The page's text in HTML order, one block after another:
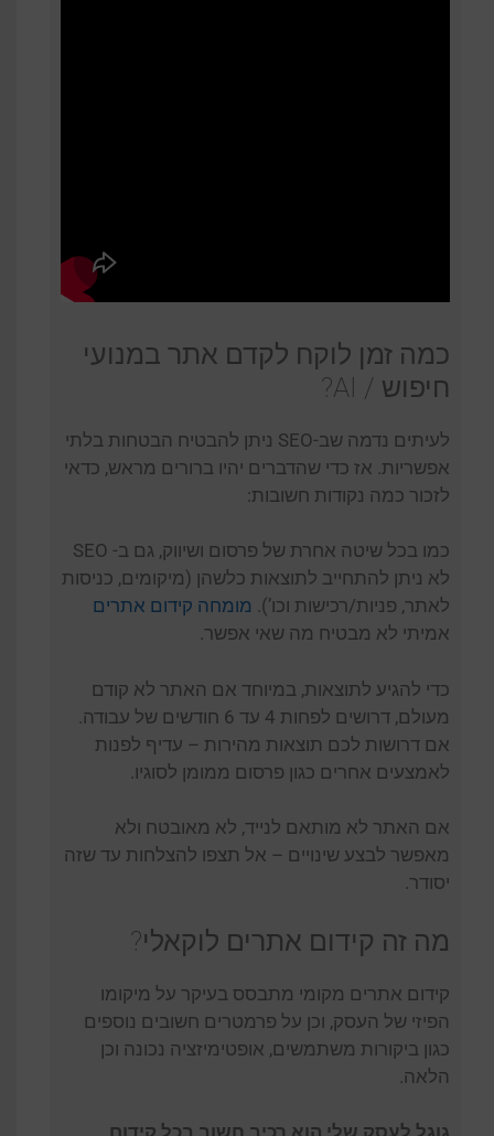
כמה זמן לוקח לקדם אתר במנועי
חיפוש / AI?
לעיתים נדמה שב-SEO ניתן להבטיח הבטחות בלתי
אפשריות. אז כדי שהדברים יהיו ברורים מראש, כדאי
לזכור כמה נקודות חשובות:
כמו בכל שיטה אחרת של פרסום ושיווק, גם ב- SEO
לא ניתן להתחייב לתוצאות כלשהן (מיקומים, כניסות
לאתר, פניות/רכישות וכו’). מומחה קידום אתרים
אמיתי לא מבטיח מה שאי אפשר.
כדי להגיע לתוצאות, במיוחד אם האתר לא קודם
מעולם, דרושים לפחות 4 עד 6 חודשים של עבודה.
אם דרושות לכם תוצאות מהירות – עדיף לפנות
לאמצעים אחרים כגון פרסום ממומן לסוגיו.
אם האתר לא מותאם לנייד, לא מאובטח ולא
מאפשר לבצע שינויים – אל תצפו להצלחות עד שזה
יסודר.
מה זה קידום אתרים לוקאלי?
קידום אתרים מקומי מתבסס בעיקר על מיקומו
הפיזי של העסק, וכן על פרמטרים חשובים נוספים
כגון ביקורות משתמשים, אופטימיזציה נכונה וכן
הלאה.